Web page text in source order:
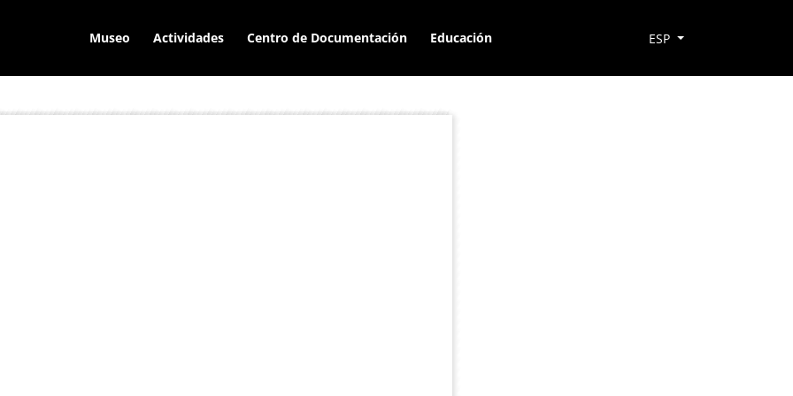
Museo Actividades Centro de Documentación Educación ESP